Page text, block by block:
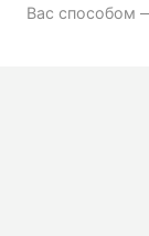
Вас способом